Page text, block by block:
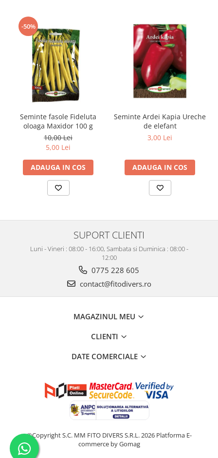
-50%
Seminte fasole Fideluta
oloaga Maxidor 100 g
10,00 Lei
5,00 Lei
ADAUGA IN COS
Seminte Ardei Kapia Ureche
de elefant
3,00 Lei
ADAUGA IN COS
SUPORT CLIENTI
Luni - Vineri : 08:00 - 16:00, Sambata si Duminica : 08:00 -
12:00
0775 228 605
contact@fitodivers.ro
MAGAZINUL MEU
CLIENTI
DATE COMERCIALE
©Copyright S.C. MM FITO DIVERS S.R.L. 2026 Platforma E-
commerce by Gomag